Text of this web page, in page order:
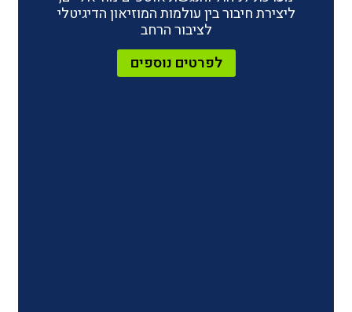
בין עולמות המוזיאון הדיגיטלי